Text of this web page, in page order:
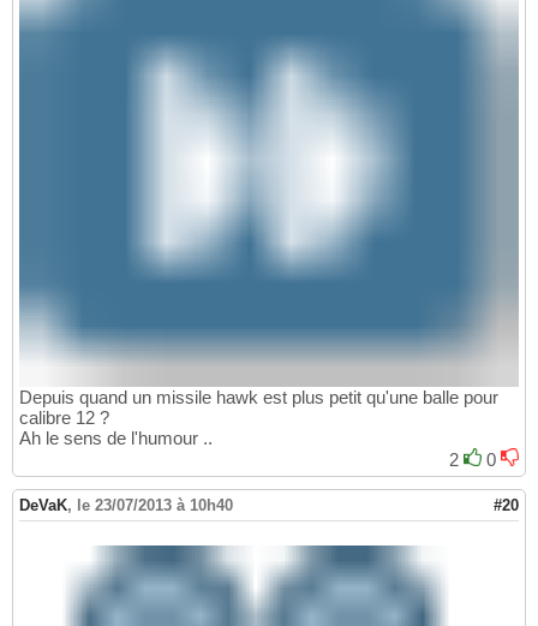
Depuis quand un missile hawk est plus petit qu'une balle pour
calibre 12 ?
Ah le sens de l'humour ..
2
0
DeVaK, le 23/07/2013 à 10h40 #20